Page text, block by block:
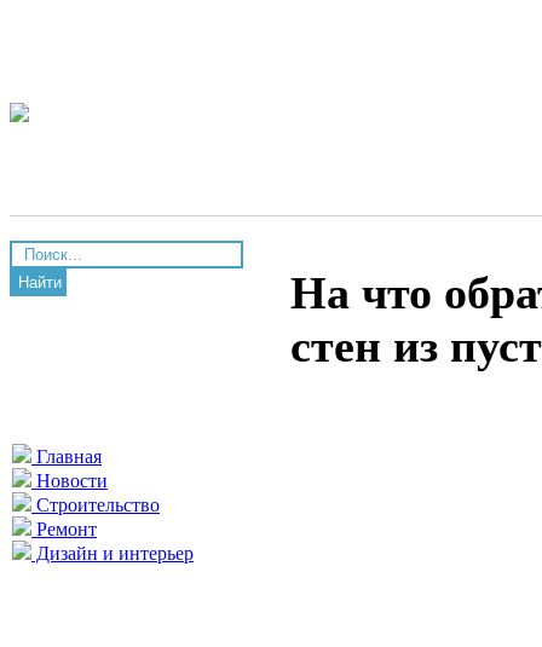
Найти
Главная
Новости
Строительство
Ремонт
Дизайн и интерьер
На что
стен из